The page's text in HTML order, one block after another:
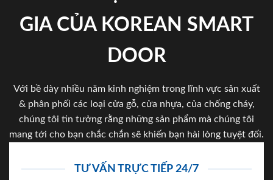
GIA CỦA KOREAN SMART
DOOR
Với bề dày nhiều năm kinh nghiệm trong lĩnh vực sản xuất
& phân phối các loại cửa gỗ, cửa nhựa, của chống cháy,
chúng tôi tin tưởng rằng những sản phẩm mà chúng tôi
mang tới cho bạn chắc chắn sẽ khiến bạn hài lòng tuyệt đối.
TƯ VẤN TRỰC TIẾP 24/7